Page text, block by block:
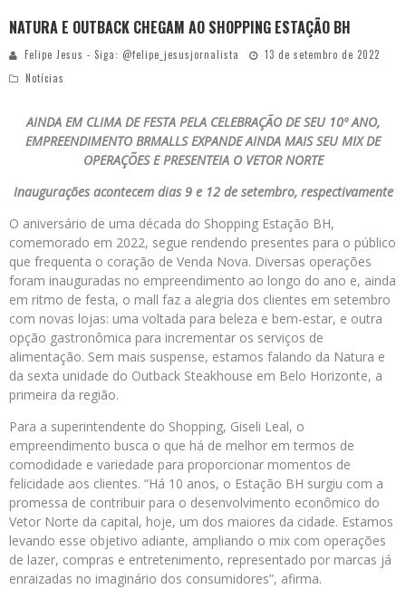
NATURA E OUTBACK CHEGAM AO SHOPPING ESTAÇÃO BH
Felipe Jesus - Siga: @felipe_jesusjornalista
13 de setembro de 2022
Notícias
AINDA EM CLIMA DE FESTA PELA CELEBRAÇÃO DE SEU 10º ANO,
EMPREENDIMENTO BRMALLS EXPANDE AINDA MAIS SEU MIX DE
OPERAÇÕES E PRESENTEIA O VETOR NORTE
Inaugurações acontecem dias 9 e 12 de setembro, respectivamente
O aniversário de uma década do Shopping Estação BH,
comemorado em 2022, segue rendendo presentes para o público
que frequenta o coração de Venda Nova. Diversas operações
foram inauguradas no empreendimento ao longo do ano e, ainda
em ritmo de festa, o mall faz a alegria dos clientes em setembro
com novas lojas: uma voltada para beleza e bem-estar, e outra
opção gastronômica para incrementar os serviços de
alimentação. Sem mais suspense, estamos falando da Natura e
da sexta unidade do Outback Steakhouse em Belo Horizonte, a
primeira da região.
Para a superintendente do Shopping, Giseli Leal, o
empreendimento busca o que há de melhor em termos de
comodidade e variedade para proporcionar momentos de
felicidade aos clientes. “Há 10 anos, o Estação BH surgiu com a
promessa de contribuir para o desenvolvimento econômico do
Vetor Norte da capital, hoje, um dos maiores da cidade. Estamos
levando esse objetivo adiante, ampliando o mix com operações
de lazer, compras e entretenimento, representado por marcas já
enraizadas no imaginário dos consumidores”, afirma.